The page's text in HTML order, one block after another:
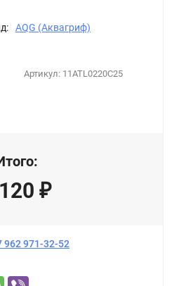
AQG (Аквагриф)
Артикул: 11ATL0220C25
₽
962 971-32-52